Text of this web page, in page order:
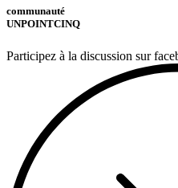
communauté
UNPOINTCINQ
Participez à la discussion sur